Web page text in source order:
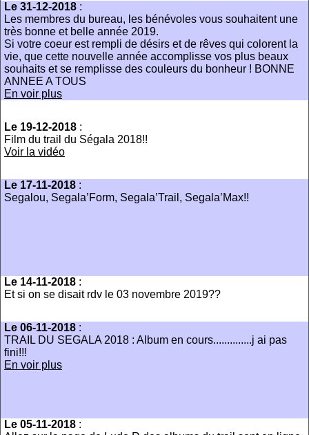
Le 31-12-2018 :
Les membres du bureau, les bénévoles vous souhaitent une
très bonne et belle année 2019.
Si votre coeur est rempli de désirs et de rêves qui colorent la
vie, que cette nouvelle année accomplisse vos plus beaux
souhaits et se remplisse des couleurs du bonheur ! BONNE
ANNEE A TOUS
En voir plus
Le 19-12-2018 :
Film du trail du Ségala 2018!!
Voir la vidéo
Le 17-11-2018 :
Segalou, Segala’Form, Segala’Trail, Segala’Max!!
Le 14-11-2018 :
Et si on se disait rdv le 03 novembre 2019??
Le 06-11-2018 :
TRAIL DU SEGALA 2018 : Album en cours..............j ai pas
fini!!!
En voir plus
Le 05-11-2018 :